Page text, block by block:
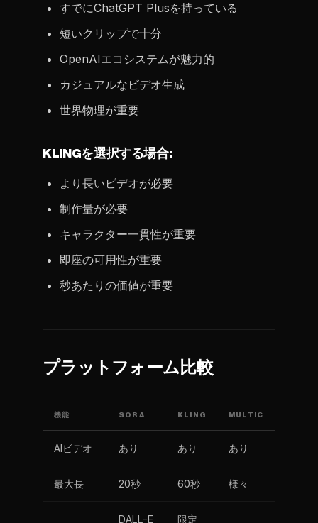
すでにChatGPT Plusを持っている
短いクリップで十分
OpenAIエコシステムが魅力的
カジュアルなビデオ生成
世界物理が重要
KLINGを選択する場合:
より長いビデオが必要
制作量が必要
キャラクター一貫性が重要
即座の可用性が重要
秒あたりの価値が重要
プラットフォーム比較
機能 SORA KLING MULTIC
AIビデオ あり あり あり
最大長 20秒 60秒 様々
DALL-E 限定